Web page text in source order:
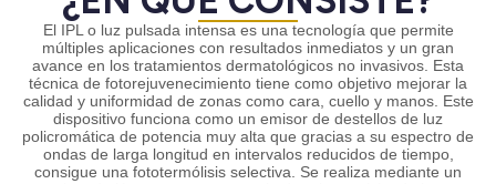
El IPL o luz pulsada intensa es una tecnología que permite
múltiples aplicaciones con resultados inmediatos y un gran
avance en los tratamientos dermatológicos no invasivos. Esta
técnica de fotorejuvenecimiento tiene como objetivo mejorar la
calidad y uniformidad de zonas como cara, cuello y manos. Este
dispositivo funciona como un emisor de destellos de luz
policromática de potencia muy alta que gracias a su espectro de
ondas de larga longitud en intervalos reducidos de tiempo,
consigue una fototermólisis selectiva. Se realiza mediante un